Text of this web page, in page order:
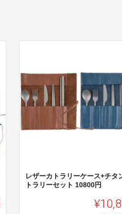
レザーカトラリーケース+チタ
トラリーセット 10800円